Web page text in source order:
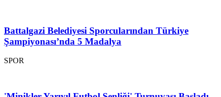
Battalgazi Belediyesi Sporcularından Türkiye
Şampiyonası’nda 5 Madalya
SPOR